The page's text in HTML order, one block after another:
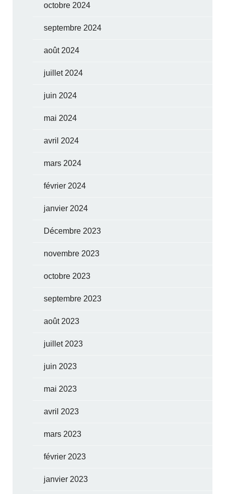
octobre 2024
septembre 2024
août 2024
juillet 2024
juin 2024
mai 2024
avril 2024
mars 2024
février 2024
janvier 2024
Décembre 2023
novembre 2023
octobre 2023
septembre 2023
août 2023
juillet 2023
juin 2023
mai 2023
avril 2023
mars 2023
février 2023
janvier 2023